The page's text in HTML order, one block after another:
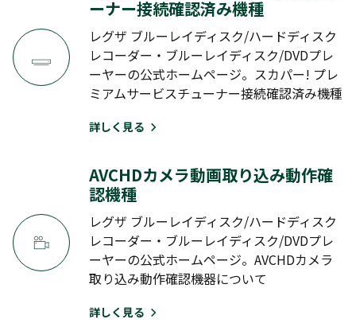
BZ SERIES
BZ710X
BM SERIES
2012年～2010年モデルの「接続確認済み機器」を見る
2009年モデル以前の「接続確認済み機器」を見る
ーナー接続確認済み機種
レグザ ブルーレイディスク/ハードディスク
レコーダー・ブルーレイディスク/DVDプレ
ーヤーの公式ホームページ。スカパー! プレ
ミアムサービスチューナー接続確認済み機種
詳しく見る
AVCHDカメラ動画取り込み動作確
認機種
レグザ ブルーレイディスク/ハードディスク
レコーダー・ブルーレイディスク/DVDプレ
ーヤーの公式ホームページ。AVCHDカメラ
取り込み動作確認機器について
詳しく見る